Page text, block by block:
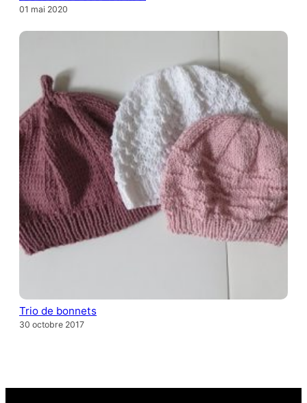
01 mai 2020
Trio de bonnets
30 octobre 2017